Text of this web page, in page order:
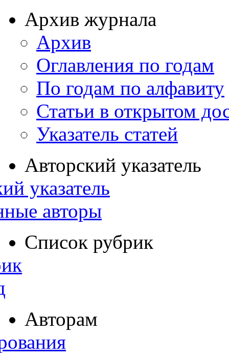
Архив журнала
Архив
Оглавления по годам
По годам по алфавиту
Статьи в открытом
Указатель статей
Авторский указатель
указатель
авторы
Список рубрик
Авторам